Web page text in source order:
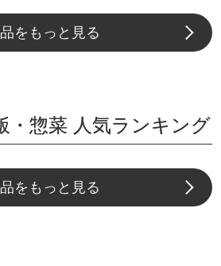
をもっと見る
・惣菜 人気ランキング
をもっと見る